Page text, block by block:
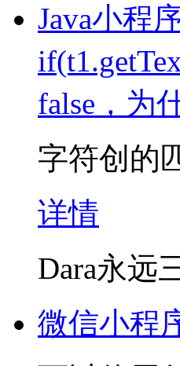
Java小程
false，为
字符创的
详情
Dara永远
微信小程